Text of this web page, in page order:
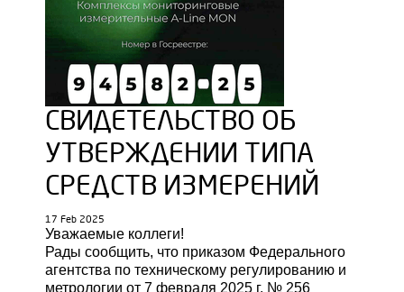
СВИДЕТЕЛЬСТВО ОБ
УТВЕРЖДЕНИИ ТИПА
СРЕДСТВ ИЗМЕРЕНИЙ
17 Feb 2025
Уважаемые коллеги!
Рады сообщить, что приказом Федерального
агентства по техническому регулированию и
метрологии от 7 февраля 2025 г. № 256